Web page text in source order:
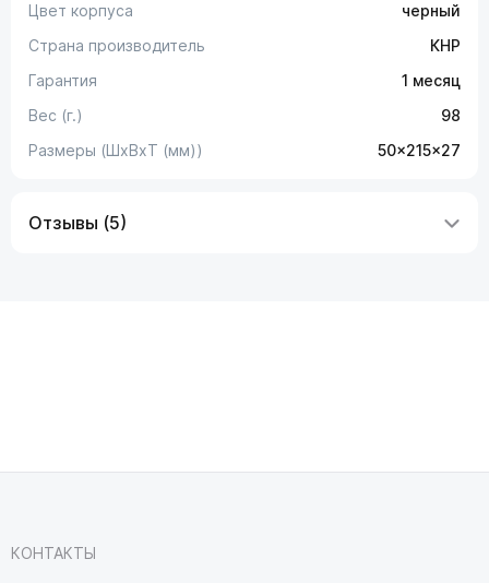
Цвет корпуса
черный
Страна производитель
КНР
Гарантия
1 месяц
Вес (г.)
98
Размеры (ШxВxТ (мм))
50x215x27
Отзывы (5)
КОНТАКТЫ